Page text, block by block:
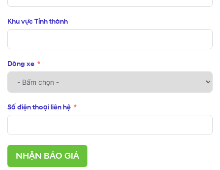
Khu vực Tỉnh thành
Dòng xe
Số điện thoại liên hệ
NHẬN BÁO GIÁ